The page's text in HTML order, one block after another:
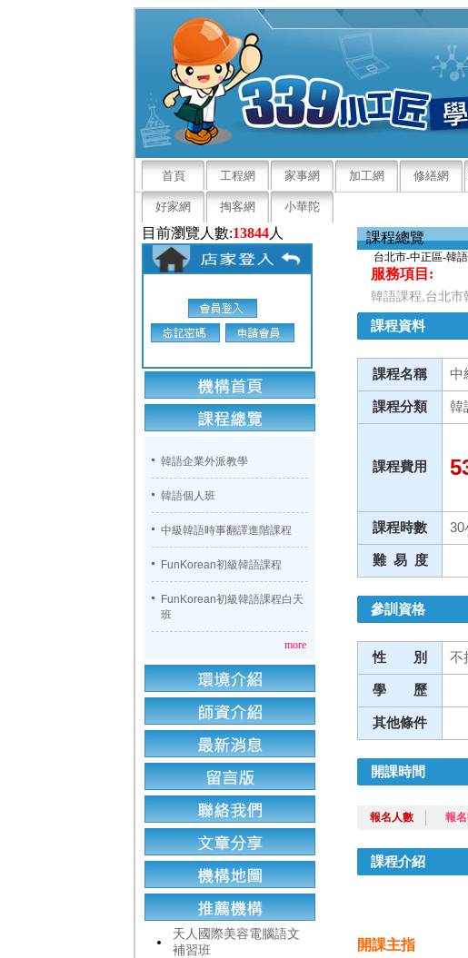
首頁 工程網 家事網 加工網 修繕網
好家網 掏客網 小華陀
目前瀏覽人數:13844人
韓語企業外派教學
韓語個人班
中級韓語時事翻譯進階課程
FunKorean初級韓語課程
FunKorean初級韓語課程白天
班
more
天人國際美容電腦語文
補習班
課程總覽
台北市-中正區-韓
服務項目:
韓語課程,台北市
課程資料
課程名稱 中
課程分類 韓
課程費用
課程時數 30
難 易 度
參訓資格
性 別 不
學 歷
其他條件
開課時間
報名人數 報
課程介紹
開課主指